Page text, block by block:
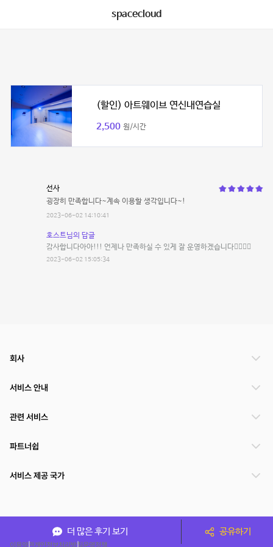
spacecloud
(할인) 아트웨이브 연신내연습실
2,500 원/시간
선사
굉장히 만족합니다~계속 이용할 생각입니다~!
2023-06-02 14:10:41
호스트님의 답글
감사합니다아아!!! 언제나 만족하실 수 있게 잘 운영하겠습니다🙆‍♂️🙇‍♂️
2023-06-02 15:05:34
더 많은 후기 보기 공유하기
회사
서비스 안내
관련 서비스
파트너쉽
서비스 제공 국가
이용약관개인정보처리방침운영정책